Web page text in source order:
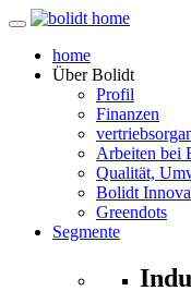
home
ÜberBolidt
Profil
Finanzen
Arbeiten bei
Qualität,
Bolidt
Greendots
Segmente